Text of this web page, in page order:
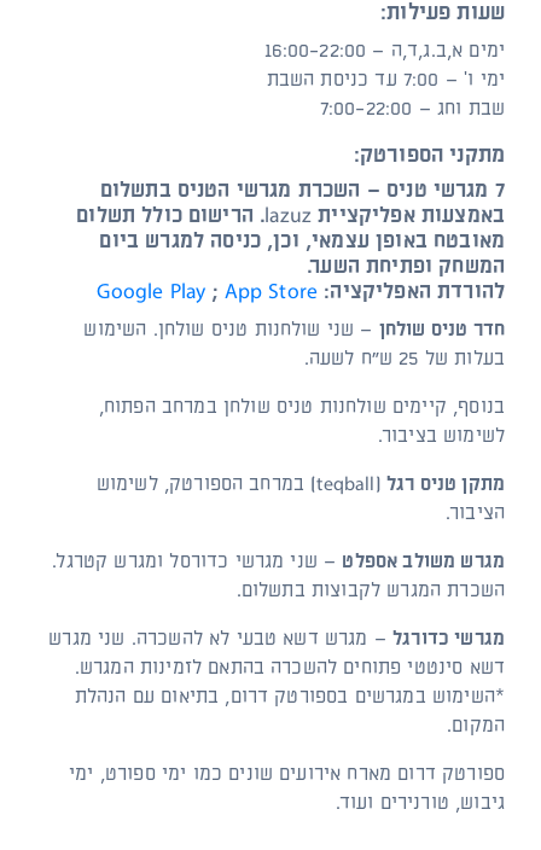
שעות פעילות:
ימים א,ב.ג,ד,ה – 16:00-22:00
ימי ו' – 7:00 עד כניסת השבת
שבת וחג – 7:00-22:00
מתקני הספורטק:
7 מגרשי טניס –
השכרת מגרשי הטניס בתשלום
באמצעות אפליקציית lazuz. הרישום כולל תשלום
מאובטח באופן עצמאי, וכן, כניסה למגרש ביום
המשחק ופתיחת השער.
להורדת האפליקציה:
Google Play ; App Store
חדר טניס שולחן – שני שולחנות טניס שולחן. השימוש
בעלות של 25 ש"ח לשעה.
בנוסף, קיימים שולחנות טניס שולחן במרחב הפתוח,
לשימוש בציבור.
מתקן טניס רגל (teqball)
במרחב הספורטק, לשימוש
הציבור.
מגרש משולב אספלט
– שני מגרשי כדורסל ומגרש קטרגל.
השכרת המגרש לקבוצות בתשלום.
מגרשי כדורגל– מגרש דשא טבעי לא להשכרה. שני מגרש
דשא סינטטי פתוחים להשכרה בהתאם לזמינות המגרש.
*השימוש במגרשים בספורטק דרום, בתיאום עם הנהלת
המקום.
ספורטק דרום מארח אירועים שונים כמו ימי ספורט, ימי
גיבוש, טורנירים ועוד.